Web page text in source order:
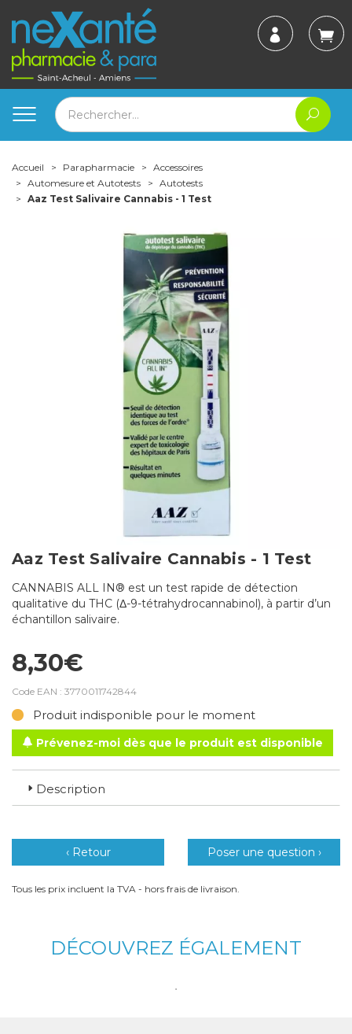
Accueil Parapharmacie
Accessoires
Automesure et Autotests
Autotests
Aaz Test Salivaire Cannabis - 1 Test
Aaz Test Salivaire Cannabis - 1 Test
CANNABIS ALL IN® est un test rapide de détection
qualitative du THC (Δ-9-tétrahydrocannabinol), à partir d’un
échantillon salivaire.
8,30€
Code EAN : 3770011742844
Produit indisponible pour le moment
Prévenez-moi dès que le produit est disponible
Description
‹ Retour Poser une question ›
Tous les prix incluent la TVA - hors frais de livraison.
DÉCOUVREZ ÉGALEMENT